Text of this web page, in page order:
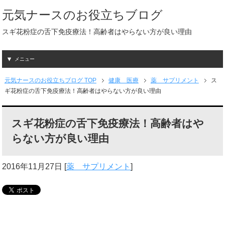
元気ナースのお役立ちブログ
スギ花粉症の舌下免疫療法！高齢者はやらない方が良い理由
メニュー
元気ナースのお役立ちブログ TOP 健康 医療 薬 サプリメント
ス
ギ花粉症の舌下免疫療法！高齢者はやらない方が良い理由
スギ花粉症の舌下免疫療法！高齢者はや
らない方が良い理由
2016年11月27日 [薬 サプリメント]